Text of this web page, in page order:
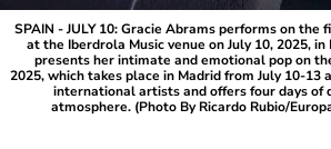
SPAIN - JULY 10: Gracie Abrams performs on the
at the Iberdrola Music venue on July 10, 2025,
presents her intimate and emotional pop on
2025, which takes place in Madrid from July 10-13
international artists and offers four days of
atmosphere. (Photo By Ricardo Rubio/